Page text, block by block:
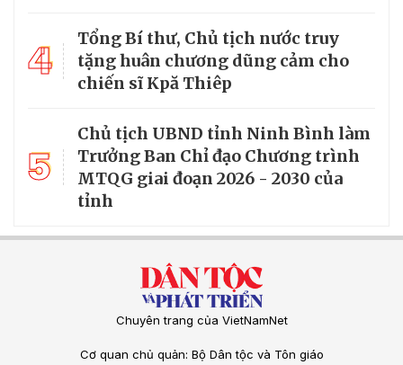
4
Tổng Bí thư, Chủ tịch nước truy
tặng huân chương dũng cảm cho
chiến sĩ Kpă Thiêp
5
Chủ tịch UBND tỉnh Ninh Bình làm
Trưởng Ban Chỉ đạo Chương trình
MTQG giai đoạn 2026 - 2030 của
tỉnh
Chuyên trang của VietNamNet
Cơ quan chủ quản: Bộ Dân tộc và Tôn giáo